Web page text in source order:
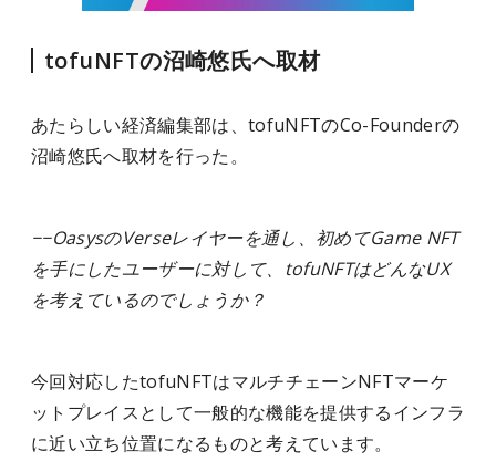
tofuNFTの沼崎悠氏へ取材
あたらしい経済編集部は、tofuNFTのCo-Founderの
沼崎悠氏へ取材を行った。
−−OasysのVerseレイヤーを通し、初めてGame NFT
を手にしたユーザーに対して、tofuNFTはどんなUX
を考えているのでしょうか？
今回対応したtofuNFTはマルチチェーンNFTマーケ
ットプレイスとして一般的な機能を提供するインフラ
に近い立ち位置になるものと考えています。